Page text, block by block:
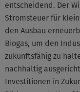
entscheidend. Der
Stromsteuer für
den Ausbau
Biogas, um den
zukunftsfähig zu
nachhaltig
Investitionen in